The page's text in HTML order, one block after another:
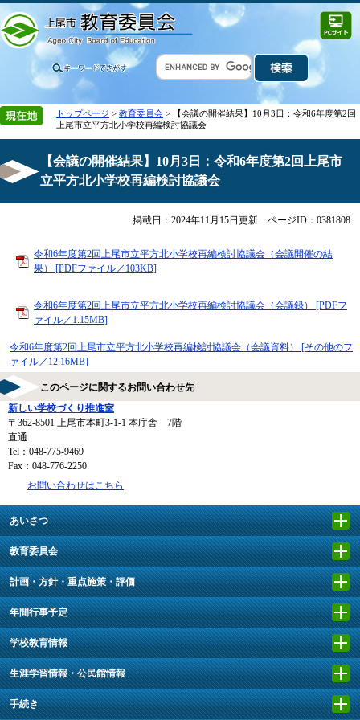
トップページ > 教育委員会 > 【会議の開催結果】10月3日：令和6年度第2回
上尾市立平方北小学校再編検討協議会
【会議の開催結果】10月3日：令和6年度第2回上尾市
立平方北小学校再編検討協議会
掲載日：2024年11月15日更新 ページID：0381808
令和6年度第2回上尾市立平方北小学校再編検討協議会（会議開催の結
果） [PDFファイル／103KB]
令和6年度第2回上尾市立平方北小学校再編検討協議会（会議録） [PDFフ
ァイル／1.15MB]
令和6年度第2回上尾市立平方北小学校再編検討協議会（会議資料） [その他のフ
ァイル／12.16MB]
このページに関するお問い合わせ先
新しい学校づくり推進室
〒362-8501
上尾市本町3-1-1 本庁舎 7階
直通
Tel：048-775-9469
Fax：048-776-2250
お問い合わせはこちら
あいさつ
教育委員会
計画・方針・重点施策・評価
年間行事予定
学校教育情報
生涯学習情報・公民館情報
手続き